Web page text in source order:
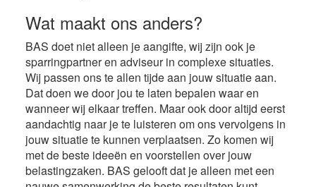
Wat maakt ons anders?
BAS doet niet alleen je aangifte, wij zijn ook je
sparringpartner en adviseur in complexe situaties.
Wij passen ons te allen tijde aan jouw situatie aan.
Dat doen we door jou te laten bepalen waar en
wanneer wij elkaar treffen. Maar ook door altijd eerst
aandachtig naar je te luisteren om ons vervolgens in
jouw situatie te kunnen verplaatsen. Zo komen wij
met de beste ideeën en voorstellen over jouw
belastingzaken. BAS gelooft dat je alleen met een